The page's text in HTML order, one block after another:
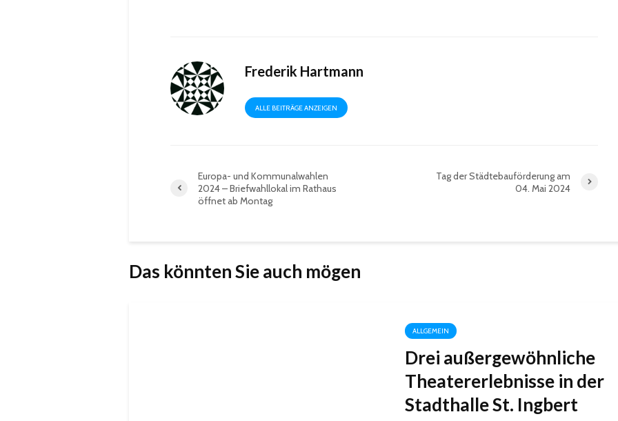
Frederik Hartmann
ALLE BEITRÄGE ANZEIGEN
Europa- und Kommunalwahlen
2024 – Briefwahllokal im Rathaus
öffnet ab Montag
Tag der Städtebauförderung am
04. Mai 2024
Das könnten Sie auch mögen
ALLGEMEIN
Drei außergewöhnliche
Theatererlebnisse in der
Stadthalle St. Ingbert